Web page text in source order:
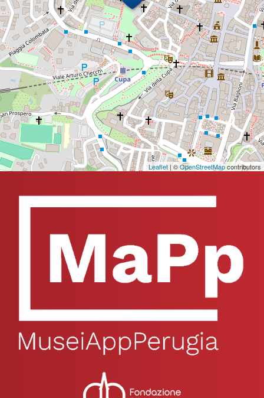
Leaflet | ©OpenStreetMapcontributors